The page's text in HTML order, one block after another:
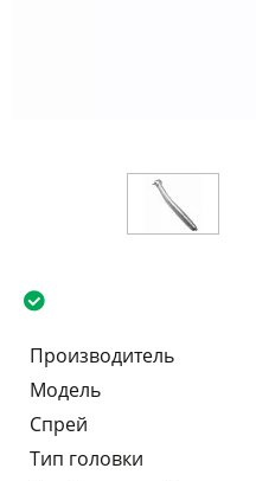
Производитель
Модель
Спрей
Тип головки